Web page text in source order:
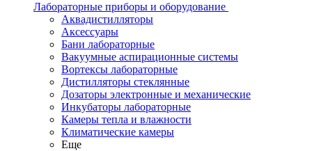
Лабораторные приборы и оборудование
Аквадистилляторы
Аксессуары
Бани лабораторные
Вакуумные аспирационные системы
Вортексы лабораторные
Дистилляторы стеклянные
Дозаторы электронные и механические
Инкубаторы лабораторные
Камеры тепла и влажности
Климатические камеры
Еще